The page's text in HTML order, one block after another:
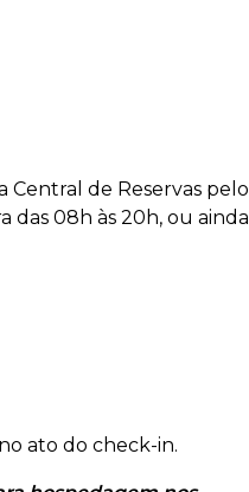
Central de Reservas pelo
das 08h às 20h, ou ainda
ato do check-in.